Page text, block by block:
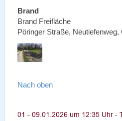
Brand
Brand Freifläche
Pöringer Straße, Neutiefenweg,
Nach oben